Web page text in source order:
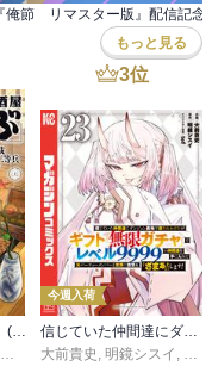
もっと見る
異世界居酒屋「のぶ」(22)
,転
3位
今週入荷
信じていた仲間達にダンジョン奥地で殺されかけたがギフト『無限ガチャ』でレベル９９９９の仲間達を手に入れて元パーティーメンバーと世界に復讐＆『ざまぁ！』します！（２３）
大前貴史 , 明鏡シスイ , ｔ